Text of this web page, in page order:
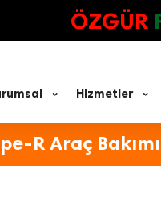
ÖZGÜR
Hizmetler
R Araç Bakımı